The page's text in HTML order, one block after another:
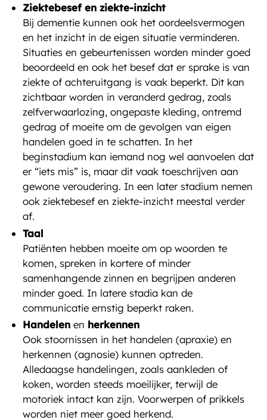
Ziektebesef en ziekte-inzicht
Bij dementie kunnen ook het oordeelsvermogen
en het inzicht in de eigen situatie verminderen.
Situaties en gebeurtenissen worden minder goed
beoordeeld en ook het besef dat er sprake is van
ziekte of achteruitgang is vaak beperkt. Dit kan
zichtbaar worden in veranderd gedrag, zoals
zelfverwaarlozing, ongepaste kleding, ontremd
gedrag of moeite om de gevolgen van eigen
handelen goed in te schatten. In het
beginstadium kan iemand nog wel aanvoelen dat
er “iets mis” is, maar dit vaak toeschrijven aan
gewone veroudering. In een later stadium nemen
ook ziektebesef en ziekte-inzicht meestal verder
af.
Taal
Patiënten hebben moeite om op woorden te
komen, spreken in kortere of minder
samenhangende zinnen en begrijpen anderen
minder goed. In latere stadia kan de
communicatie ernstig beperkt raken.
Handelen en herkennen
Ook stoornissen in het handelen (apraxie) en
herkennen (agnosie) kunnen optreden.
Alledaagse handelingen, zoals aankleden of
koken, worden steeds moeilijker, terwijl de
motoriek intact kan zijn. Voorwerpen of prikkels
worden niet meer goed herkend.